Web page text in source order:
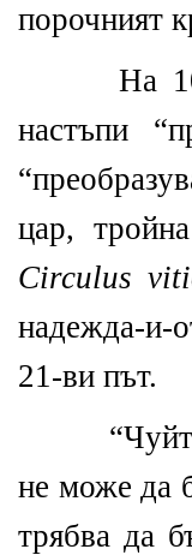
порочният
На
настъпи
цар,
Circulus
надежда-и-
21-ви път.
не може да
трябва да